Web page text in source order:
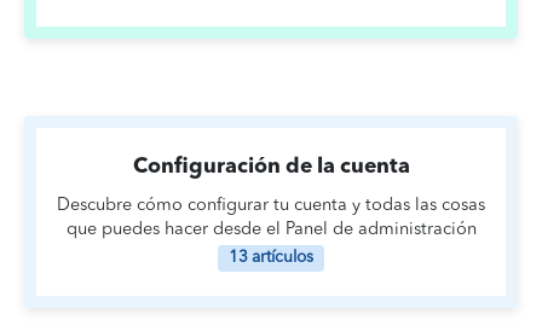
Configuración de la cuenta
Descubre cómo configurar tu cuenta y todas las cosas
que puedes hacer desde el Panel de administración
13 artículos